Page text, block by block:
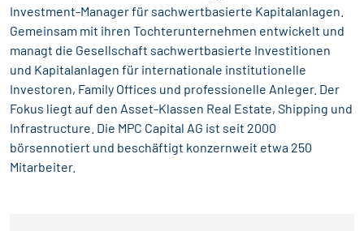
Investment-Manager für sachwertbasierte Kapitalanlagen.
Gemeinsam mit ihren Tochterunternehmen entwickelt und
managt die Gesellschaft sachwertbasierte Investitionen
und Kapitalanlagen für internationale institutionelle
Investoren, Family Offices und professionelle Anleger. Der
Fokus liegt auf den Asset-Klassen Real Estate, Shipping und
Infrastructure. Die MPC Capital AG ist seit 2000
börsennotiert und beschäftigt konzernweit etwa 250
Mitarbeiter.